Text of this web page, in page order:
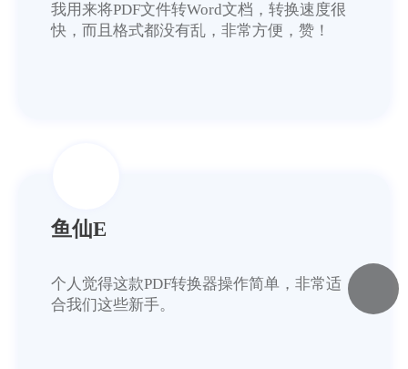
我用来将PDF文件转Word文档，转换速度很
快，而且格式都没有乱，非常方便，赞！
鱼仙E
个人觉得这款PDF转换器操作简单，非常适
合我们这些新手。